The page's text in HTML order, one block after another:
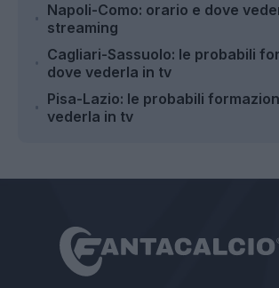
Napoli-Como: orario e dove
streaming
Cagliari-Sassuolo: le probabili
dove vederla in tv
Pisa-Lazio: le probabili
vederla in tv